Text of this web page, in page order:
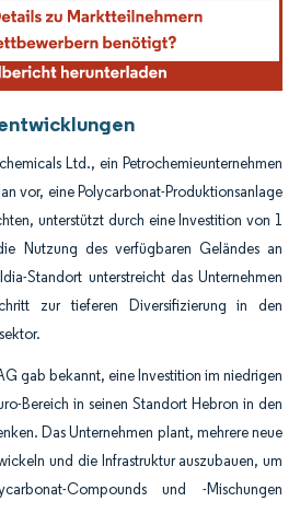
Ltd., ein Petrochemieunternehmen
vor, eine Polycarbonat-Produktionsanlage
unterstützt durch eine Investition von 1
Nutzung des verfügbaren Geländes an
Standort unterstreicht das Unternehmen
zur tieferen Diversifizierung in den
gab bekannt, eine Investition im niedrigen
Bereich in seinen Standort Hebron in den
Das Unternehmen plant, mehrere neue
und die Infrastruktur auszubauen, um
Compounds und -Mischungen